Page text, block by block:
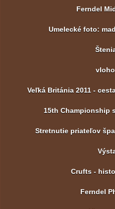
Ferndel
Umelecké foto:
Veľká Británia 2011 -
15th Championship
Stretnutie priateľov
Crufts -
Ferndel